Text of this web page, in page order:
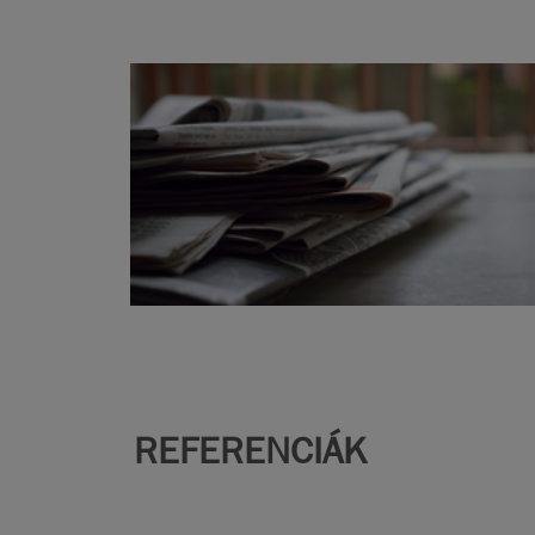
REFERENCIÁK